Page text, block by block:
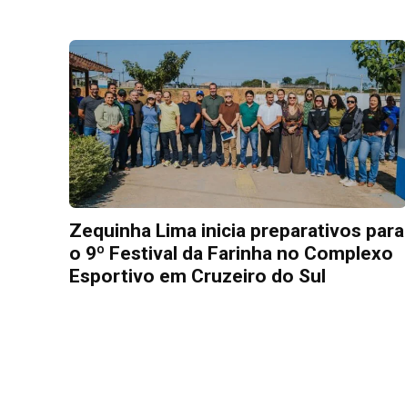
Zequinha Lima inicia preparativos para
o 9º Festival da Farinha no Complexo
Esportivo em Cruzeiro do Sul